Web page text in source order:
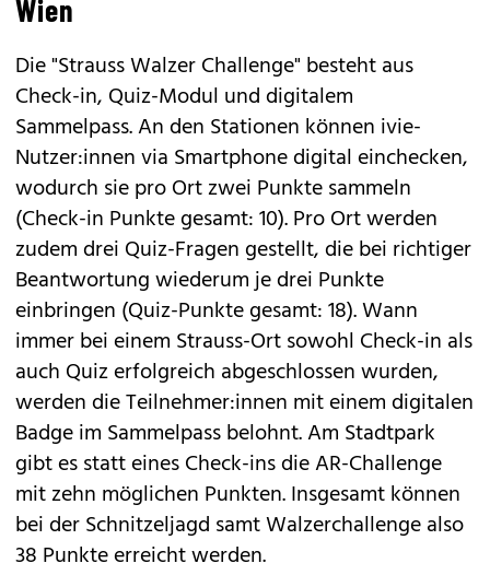
Wien
Die "Strauss Walzer Challenge" besteht aus
Check-in, Quiz-Modul und digitalem
Sammelpass. An den Stationen können ivie-
Nutzer:innen via Smartphone digital einchecken,
wodurch sie pro Ort zwei Punkte sammeln
(Check-in Punkte gesamt: 10). Pro Ort werden
zudem drei Quiz-Fragen gestellt, die bei richtiger
Beantwortung wiederum je drei Punkte
einbringen (Quiz-Punkte gesamt: 18). Wann
immer bei einem Strauss-Ort sowohl Check-in als
auch Quiz erfolgreich abgeschlossen wurden,
werden die Teilnehmer:innen mit einem digitalen
Badge im Sammelpass belohnt. Am Stadtpark
gibt es statt eines Check-ins die AR-Challenge
mit zehn möglichen Punkten. Insgesamt können
bei der Schnitzeljagd samt Walzerchallenge also
38 Punkte erreicht werden.